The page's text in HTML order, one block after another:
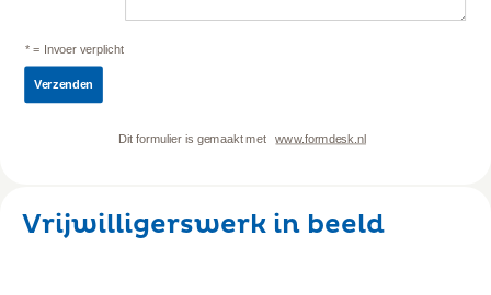
Vrijwilligerswerk in beeld